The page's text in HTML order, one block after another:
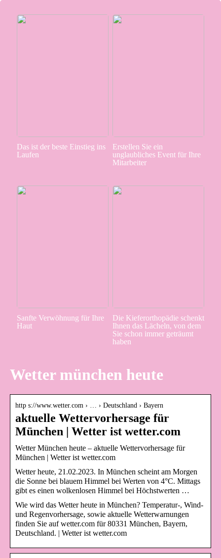
Das ist der beste Einstieg ins
Laufen
Erstellen Sie ein
unglaubliches Event für Ihre
Mitarbeiter
Sanfte Verwöhnung für Ihre
Haut
Die Kieferorthopädie schenkt
Ihnen das Lächeln, von dem
Sie schon immer geträumt
haben
Wetter münchen heute
http s://www.wetter.com › … › Deutschland › Bayern
aktuelle Wettervorhersage für
München | Wetter ist wetter.com
Wetter München heute – aktuelle Wettervorhersage für
München | Wetter ist wetter.com
Wetter heute, 21.02.2023. In München scheint am Morgen
die Sonne bei blauem Himmel bei Werten von 4°C. Mittags
gibt es einen wolkenlosen Himmel bei Höchstwerten …
Wie wird das Wetter heute in München? Temperatur-, Wind-
und Regenvorhersage, sowie aktuelle Wetterwarnungen
finden Sie auf wetter.com für 80331 München, Bayern,
Deutschland. | Wetter ist wetter.com